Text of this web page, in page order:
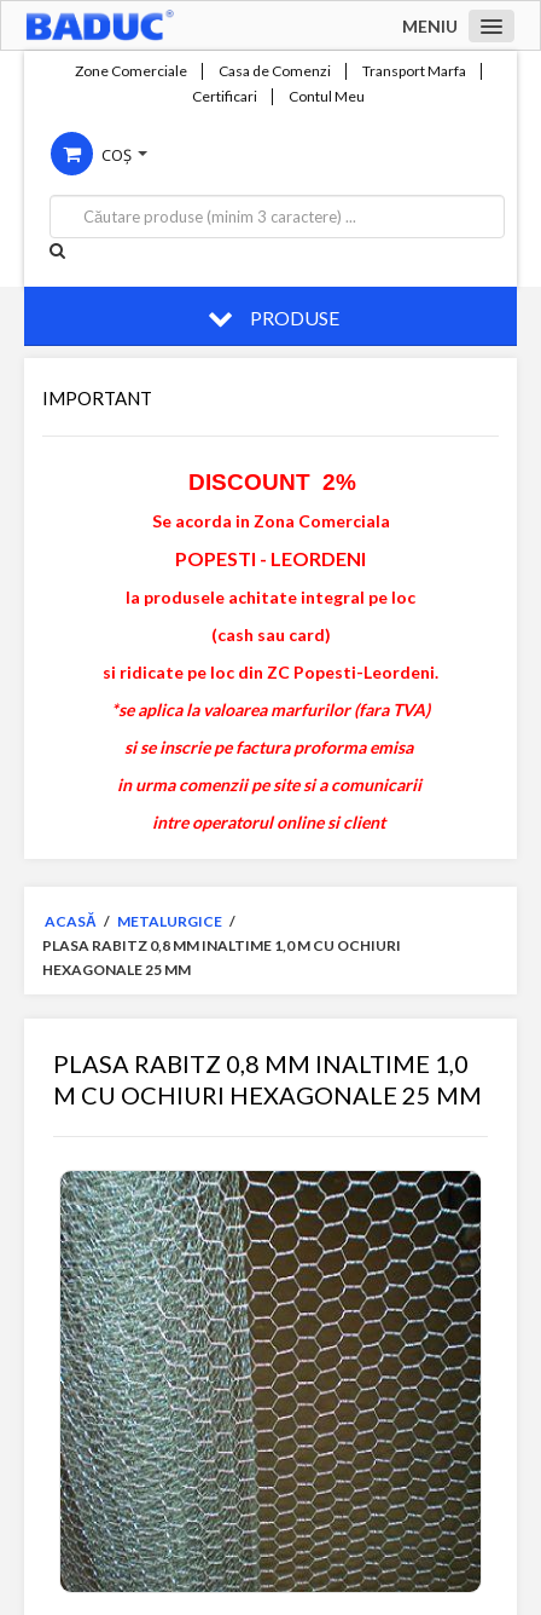
MENIU
Compania
Servicii
Productie
Contact
Zone Comerciale Casa de Comenzi
Transport Marfa
Certificari
Contul Meu
COȘ
PRODUSE
IMPORTANT
DISCOUNT 2%
Se acorda in Zona Comerciala
POPESTI - LEORDENI
la produsele achitate integral pe loc
(cash sau card)
si ridicate pe loc din ZC Popesti-Leordeni.
*se aplica la valoarea marfurilor (fara TVA)
si se inscrie pe factura proforma emisa
in urma comenzii pe site si a comunicarii
intre operatorul online si client
ACASĂ / METALURGICE /
PLASA RABITZ 0,8 MM INALTIME 1,0 M CU OCHIURI
HEXAGONALE 25 MM
PLASA RABITZ 0,8 MM INALTIME 1,0
M CU OCHIURI HEXAGONALE 25 MM